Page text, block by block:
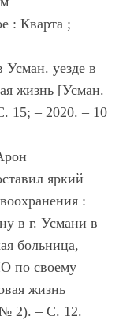
: Кварта ;
Усман. уезде в
жизнь [Усман.
15; – 2020. – 10
яркий
:
в г. Усмани в
больница,
по своему
жизнь
2). – С. 12.